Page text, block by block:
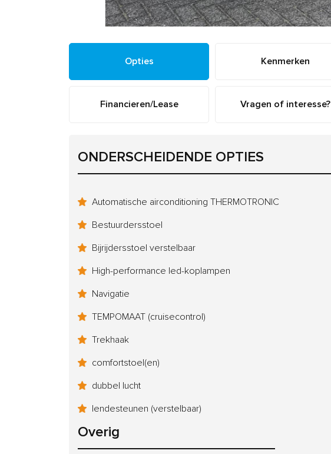
Opties Kenmerken
Financieren/Lease Vragen of interesse?
ONDERSCHEIDENDE OPTIES
Automatische airconditioning THERMOTRONIC
Bestuurdersstoel
Bijrijdersstoel verstelbaar
High-performance led-koplampen
Navigatie
TEMPOMAAT (cruisecontrol)
Trekhaak
comfortstoel(en)
dubbel lucht
lendesteunen (verstelbaar)
Overig